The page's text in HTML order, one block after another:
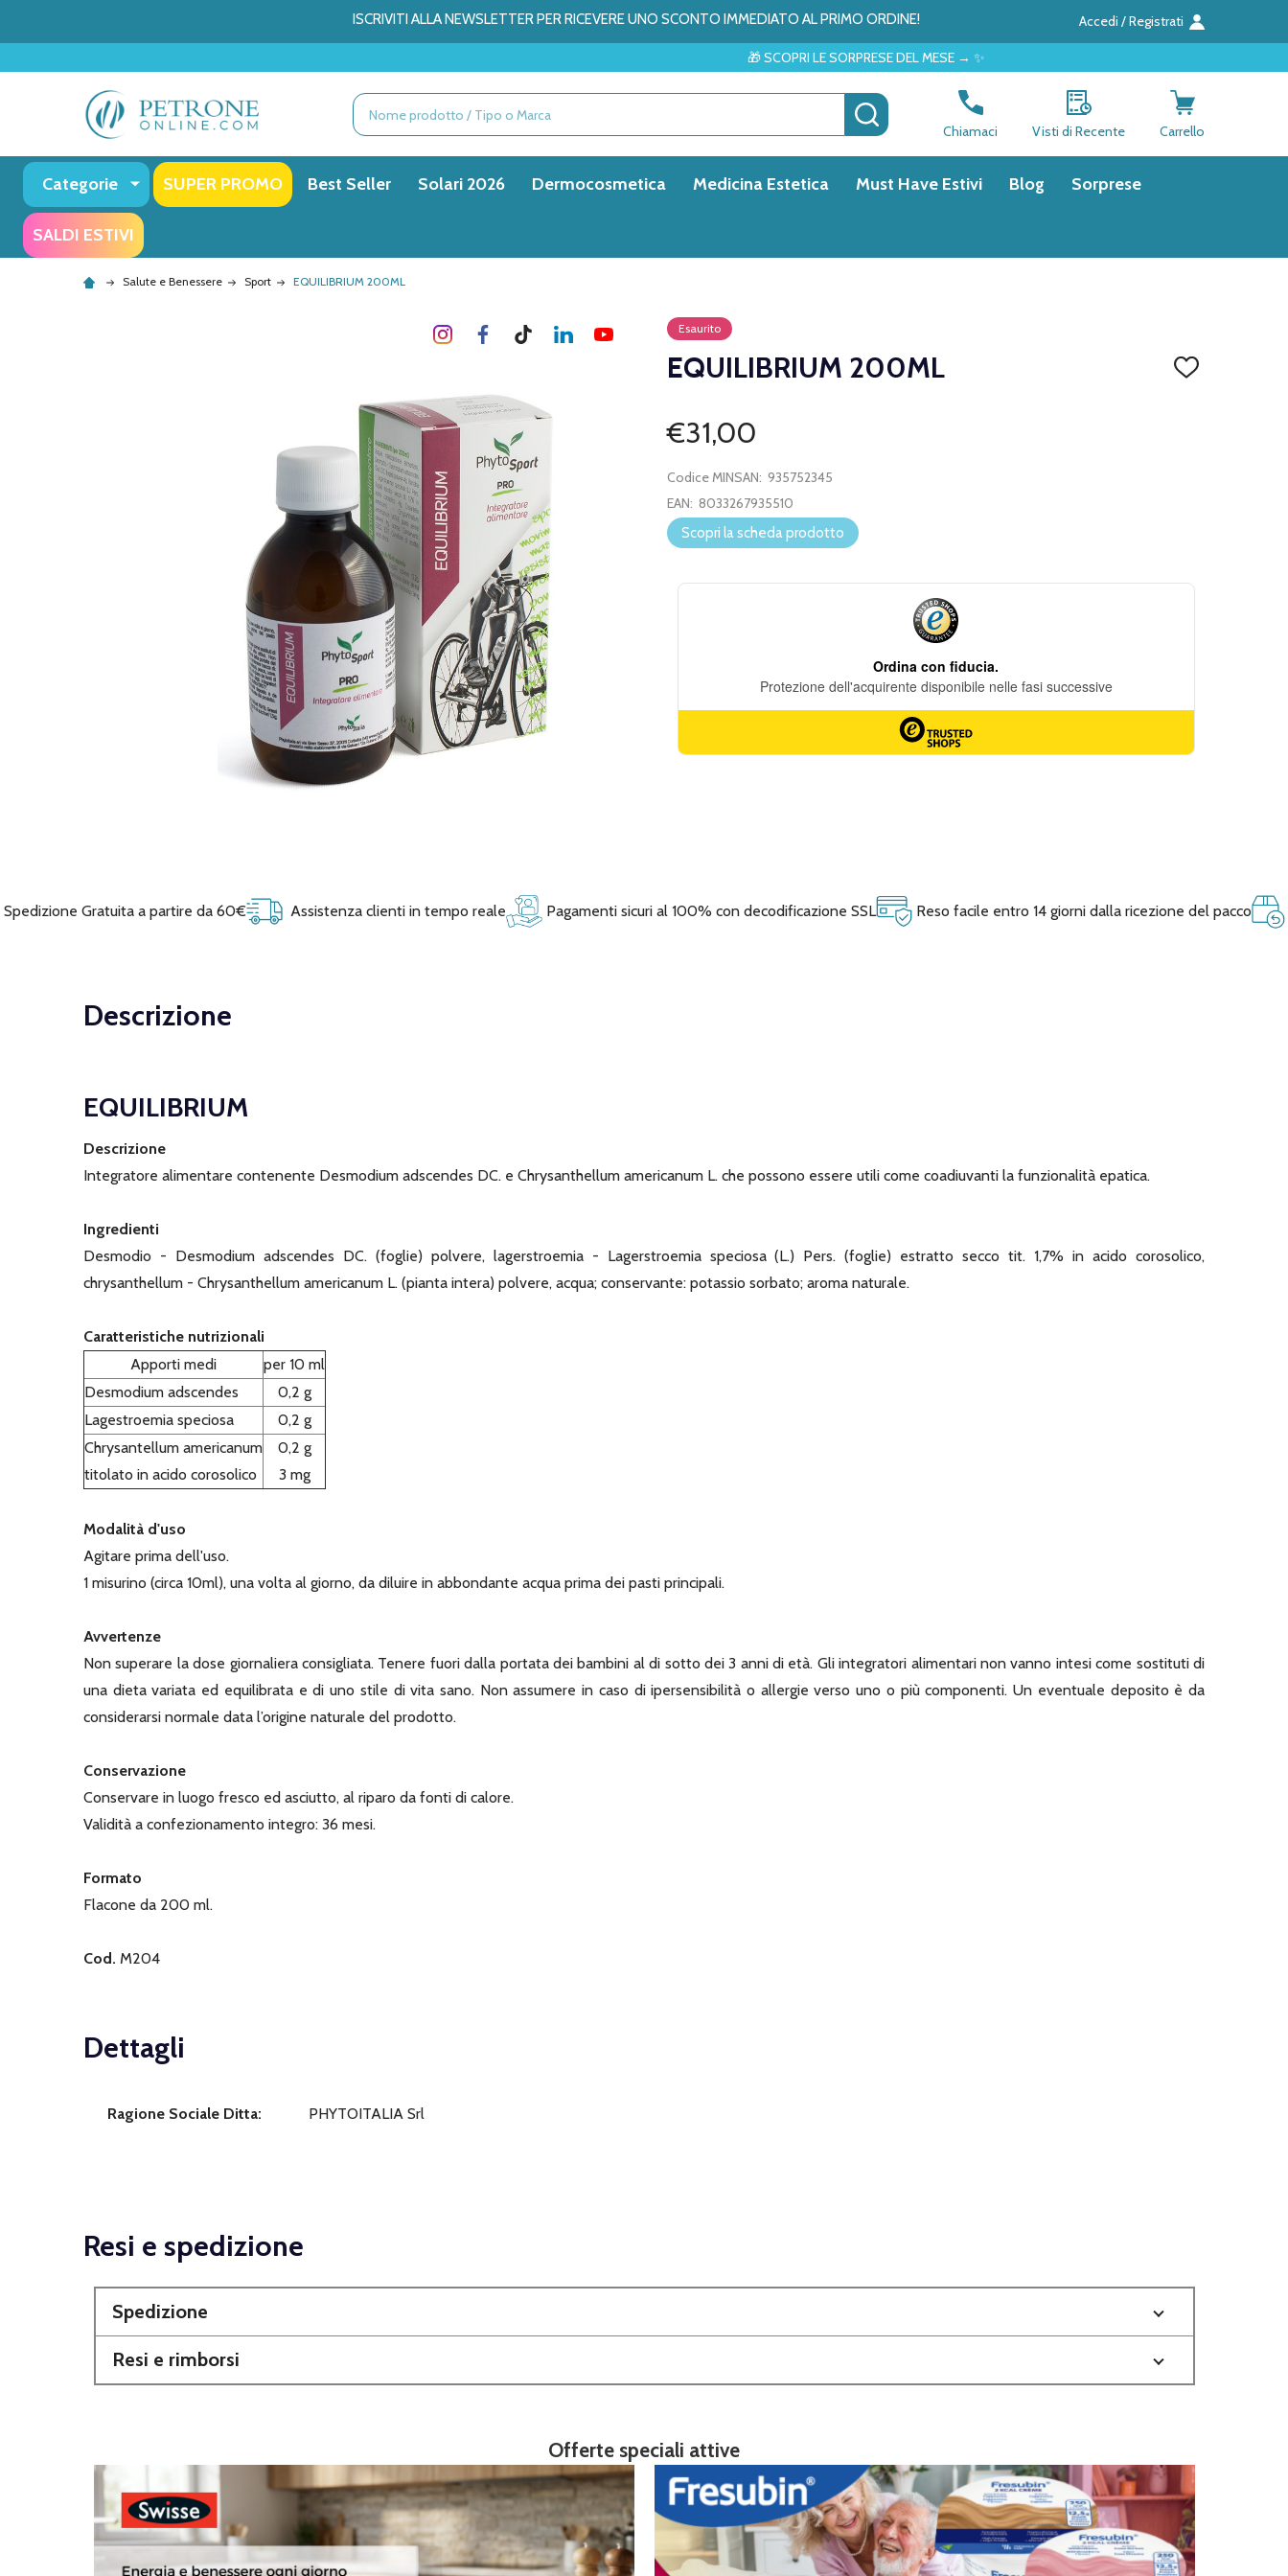
ISCRIVITI ALLA NEWSLETTER PER RICEVERE UNO SCONTO IMMEDIATO AL PRIMO ORDINE! Accedi / Registrati
🎁 SCOPRI LE SORPRESE DEL MESE → ✨
Ricerca CERCA
Chiamaci Visti di Recente Carrello
Categorie SUPER PROMO Best Seller Solari 2026 Dermocosmetica Medicina Estetica Must Have Estivi Blog Sorprese
SALDI ESTIVI
Salute e Benessere Sport EQUILIBRIUM 200ML
Esaurito
EQUILIBRIUM 200ML
AGGIUNGI
€31,00
Codice MINSAN: 935752345
EAN: 8033267935510
Scopri la scheda prodotto
Spedizione Gratuita a partire da 60€ Assistenza clienti in tempo reale Pagamenti sicuri al 100% con decodificazione SSL Reso facile entro 14 giorni dalla ricezione del pacco
Descrizione
EQUILIBRIUM
Descrizione
Integratore alimentare contenente Desmodium adscendes DC. e Chrysanthellum americanum L. che possono essere utili come coadiuvanti la funzionalità epatica.
Ingredienti
Desmodio - Desmodium adscendes DC. (foglie) polvere, lagerstroemia - Lagerstroemia speciosa (L.) Pers. (foglie) estratto secco tit. 1,7% in acido corosolico,
chrysanthellum - Chrysanthellum americanum L. (pianta intera) polvere, acqua; conservante: potassio sorbato; aroma naturale.
Caratteristiche nutrizionali
Apporti medi
per 10 ml
Desmodium adscendes
0,2 g
Lagestroemia speciosa
0,2 g
Chrysantellum americanum
titolato in acido corosolico
0,2 g
3 mg
Modalità d'uso
Agitare prima dell'uso.
1 misurino (circa 10ml), una volta al giorno, da diluire in abbondante acqua prima dei pasti principali.
Avvertenze
Non superare la dose giornaliera consigliata. Tenere fuori dalla portata dei bambini al di sotto dei 3 anni di età. Gli integratori alimentari non vanno intesi come sostituti di
una dieta variata ed equilibrata e di uno stile di vita sano. Non assumere in caso di ipersensibilità o allergie verso uno o più componenti. Un eventuale deposito è da
considerarsi normale data l’origine naturale del prodotto.
Conservazione
Conservare in luogo fresco ed asciutto, al riparo da fonti di calore.
Validità a confezionamento integro: 36 mesi.
Formato
Flacone da 200 ml.
Cod. M204
Dettagli
Ragione Sociale Ditta: PHYTOITALIA Srl
Resi e spedizione
Spedizione
Resi e rimborsi
Offerte speciali attive